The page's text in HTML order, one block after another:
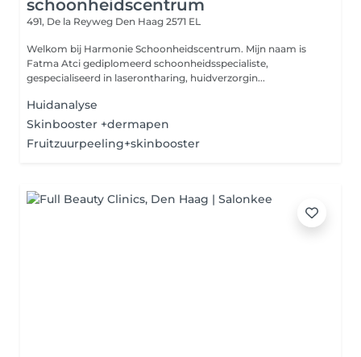
schoonheidscentrum
491, De la Reyweg Den Haag 2571 EL
Welkom bij Harmonie Schoonheidscentrum. Mijn naam is
Fatma Atci gediplomeerd schoonheidsspecialiste,
gespecialiseerd in laserontharing, huidverzorgin...
Huidanalyse
Skinbooster +dermapen
Fruitzuurpeeling+skinbooster